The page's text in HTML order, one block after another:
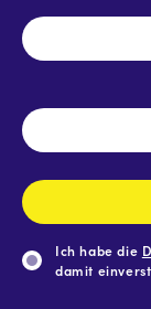
E-
Mail-
Ich habe die
damit